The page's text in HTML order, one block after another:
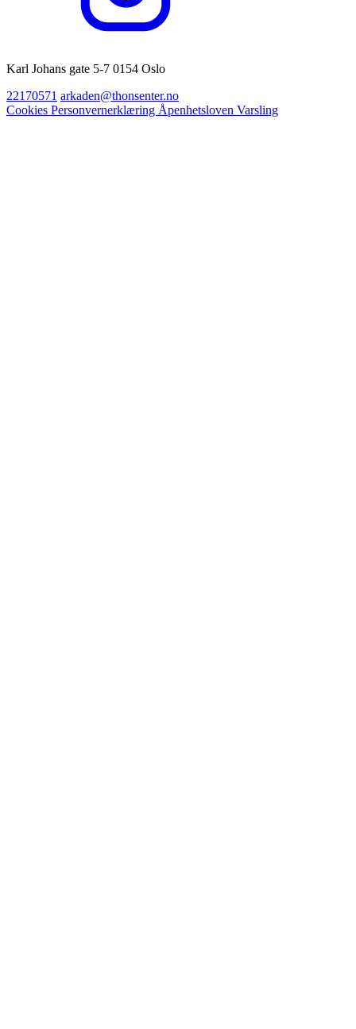
Karl Johans gate 5-7 0154 Oslo
22170571 arkaden@thonsenter.no
Cookies Personvernerklæring Åpenhetsloven Varsling